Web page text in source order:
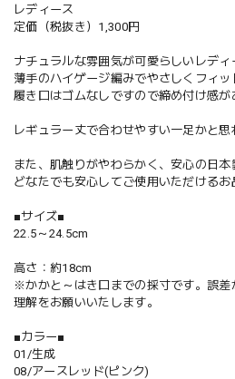
レディース
定価（税抜き）1,300円
ナチュラルな雰囲気が可愛らしいレディ
薄手のハイゲージ編みでやさしくフィッ
履き口はゴムなしですので締め付け感が
レギュラー丈で合わせやすい一足かと思
また、肌触りがやわらかく、安心の日本
どなたでも安心してご使用いただけるお
■サイズ■
22.5～24.5cm
高さ：約18cm
※かかと～はき口までの採寸です。誤
理解をお願いいたします。
■カラー■
01/生成
08/アースレッド(ピンク)